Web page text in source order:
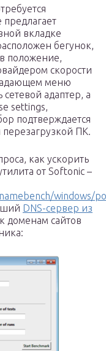
предлагает
вкладке
бегунок,
положение,
скорости
меню
адаптер, а
settings,
подтверждается
ПК.
как ускорить
от Softonic –
windows/
DNS-сервер из
доменам сайтов